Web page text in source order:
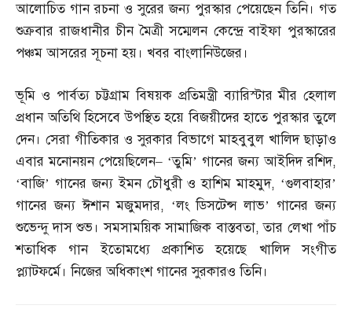
আলোচিত গান রচনা ও সুরের জন্য পুরস্কার পেয়েছেন তিনি। গত
শুক্রবার রাজধানীর চীন মৈত্রী সম্মেলন কেন্দ্রে বাইফা পুরস্কারের
পঞ্চম আসরের সূচনা হয়। খবর বাংলানিউজের।
ভূমি ও পার্বত্য চট্টগ্রাম বিষয়ক প্রতিমন্ত্রী ব্যারিস্টার মীর হেলাল
প্রধান অতিথি হিসেবে উপস্থিত হয়ে বিজয়ীদের হাতে পুরস্কার তুলে
দেন। সেরা গীতিকার ও সুরকার বিভাগে মাহবুবুল খালিদ ছাড়াও
এবার মনোনয়ন পেয়েছিলেন– ‘তুমি’ গানের জন্য আইদিদ রশিদ,
‘বাজি’ গানের জন্য ইমন চৌধুরী ও হাশিম মাহমুদ, ‘গুলবাহার’
গানের জন্য ঈশান মজুমদার, ‘লং ডিসটেন্স লাভ’ গানের জন্য
শুভেন্দু দাস শুভ। সমসাময়িক সামাজিক বাস্তবতা,তার লেখা পাঁচ
শতাধিক গান ইতোমধ্যে প্রকাশিত হয়েছে খালিদ সংগীত
প্ল্যাটফর্মে। নিজের অধিকাংশ গানের সুরকারও তিনি।